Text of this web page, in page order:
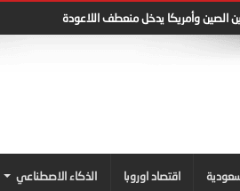
الصين وأمريكا يدخل منعطف اللاعودة
اقتصاد اوروبا الذكاء الاصطناعي